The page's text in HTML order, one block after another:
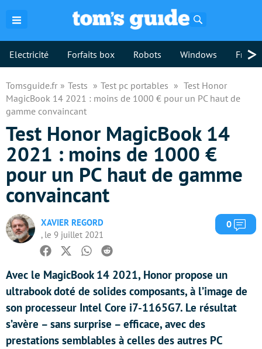
Electricité Forfaits box Robots Windows >
Tomsguide.fr Tests Test pc portables
Test Honor
MagicBook 14 2021 : moins de 1000 € pour un PC haut de
gamme convaincant
Test Honor MagicBook 14
2021 : moins de 1000 €
pour un PC haut de gamme
convaincant
XAVIER REGORD
, le 9 juillet 2021
0
Facebook
TwitterWhatsapp
Reddit
Avec le MagicBook 14 2021, Honor propose un
ultrabook doté de solides composants, à l’image de
son processeur Intel Core i7-1165G7. Le résultat
s’avère – sans surprise – efficace, avec des
prestations semblables à celles des autres PC